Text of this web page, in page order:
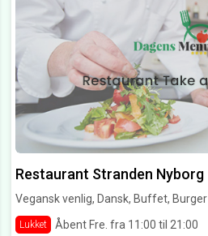
Restaurant Stranden Nyborg
Vegansk venlig, Dansk, Buffet, Burger
Lukket Åbent Fre. fra 11:00 til 21:00